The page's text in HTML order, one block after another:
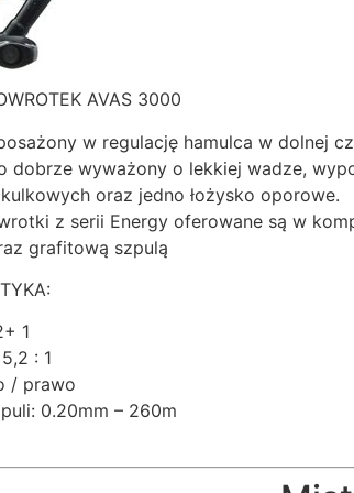
AVAS 3000
w regulację hamulca w dolnej
dobrze wyważony o lekkiej wadze,
oraz jedno łożysko oporowe.
z serii Energy oferowane są w
grafitową szpulą
1
: 1
/ prawo
0.20mm – 260m